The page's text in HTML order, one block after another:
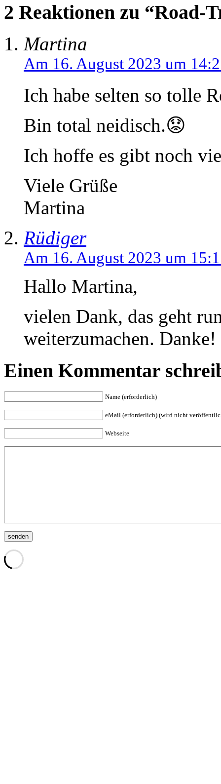
2 Reaktionen zu “Road-
Martina
Am 16. August 2023 um
Ich habe selten so tolle
Bin total neidisch.😟
Ich hoffe es gibt noch
Viele Grüße
Martina
Rüdiger
Am 16. August 2023 um
Hallo Martina,
vielen Dank, das geht
weiterzumachen. Danke!
Einen Kommentar
Name (erforderlich)
eMail (erforderlich) (wird nicht
Webseite